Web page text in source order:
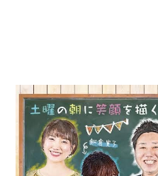
SCHEDULE
VIDEO
GOODS